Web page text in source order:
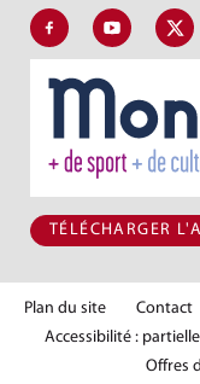
Suivez-nous sur
Suivez-nous
TÉLÉCHARGER
Plan du site Contact
Accessibilité :
Offres